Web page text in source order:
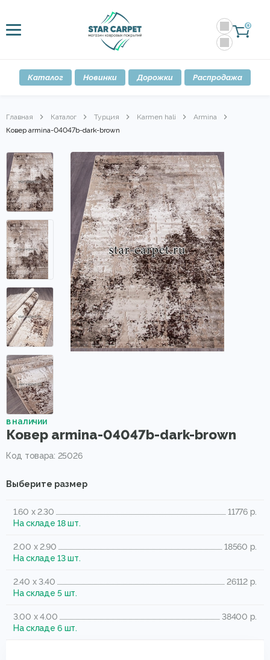
0
Каталог Новинки Дорожки Распродажа
Главная Каталог Турция Karmen hali
Armina
Ковер armina-04047b-dark-brown
в наличии
Ковер armina-04047b-dark-brown
Код товара: 25026
Выберите размер
1.60 x 2.30
11776 р.
На складе 18 шт.
2.00 x 2.90
18560 р.
На складе 13 шт.
2.40 x 3.40
26112 р.
На складе 5 шт.
3.00 x 4.00
38400 р.
На складе 6 шт.